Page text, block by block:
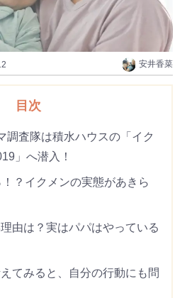
安井香菜
目次
調査隊は積水ハウスの「イク
」へ潜入！
？イクメンの実態があきら
由は？実はパパはやっている
てみると、自分の行動にも問